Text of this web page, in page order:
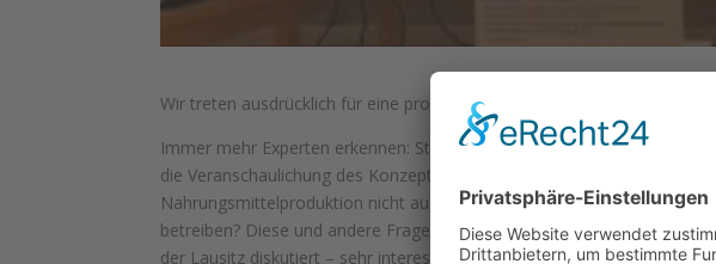
Wir treten ausdrücklich für eine professionelle, obstbauliche – und
Immer mehr Experten erkennen: Streuobstflächen sind viel mehr als
die Veranschaulichung des Konzepts von Ökosystemleistungen in der
Nahrungsmittelproduktion nicht aus – und umgekehrt. Aber ist es
betreiben? Diese und andere Fragen haben wir mit anderen
der Lausitz diskutiert – sehr interessant, konstruktiv und natürlich auch